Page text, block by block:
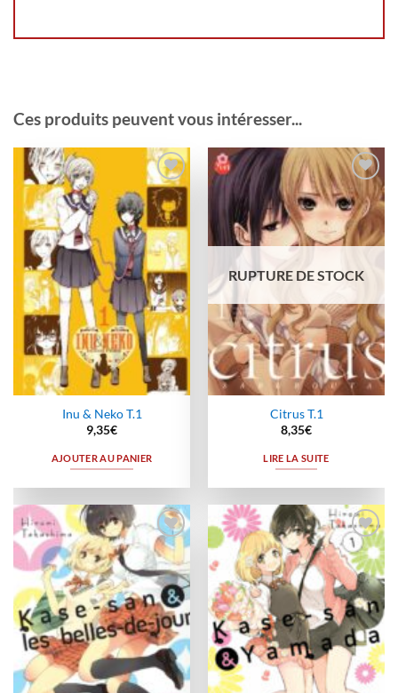
Ces produits peuvent vous intéresser...
Ajouter
à la
wishlist
Inu & Neko T.1
9,35€
AJOUTER AU PANIER
Ajouter
à la
wishlist
RUPTURE DE STOCK
Citrus T.1
8,35€
LIRE LA SUITE
Ajouter
à la
wishlist
Ajouter
à la
wishlist